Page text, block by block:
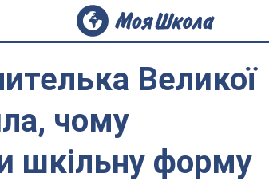
Великої
чому
шкільну форму